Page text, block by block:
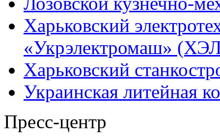
Харьковский
«Укрэлектромаш»
Харьковский
Украинская литейная
Пресс-центр